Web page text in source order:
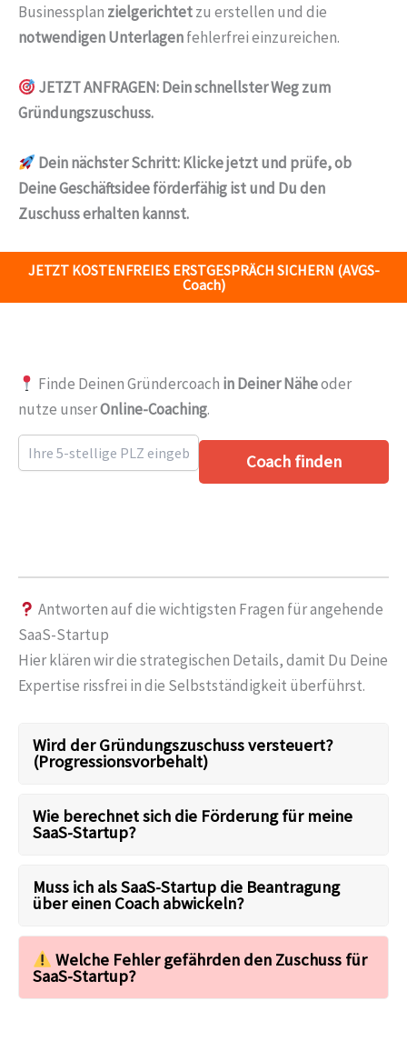
Businessplan zielgerichtetzu erstellen und die
notwendigen Unterlagenfehlerfrei einzureichen.
JETZT ANFRAGEN: Dein schnellster Weg zum
Gründungszuschuss.
Dein nächster Schritt:Klicke jetzt und prüfe, ob
Deine Geschäftsidee förderfähig ist und Du den
Zuschuss erhalten kannst.
JETZT KOSTENFREIES ERSTGESPRÄCH SICHERN (AVGS-
Coach)
Finde Deinen Gründercoach in Deiner Näheoder
nutze unserOnline-Coaching.
Coach finden
Antworten auf die wichtigsten Fragen für angehende
SaaS-Startup
Hier klären wir die strategischen Details, damit Du Deine
Expertise rissfrei in die Selbstständigkeit überführst.
Wird der Gründungszuschuss versteuert?
(Progressionsvorbehalt)
Wie berechnet sich die Förderung für meine
SaaS-Startup?
Muss ich als SaaS-Startup die Beantragung
über einen Coach abwickeln?
Welche Fehler gefährden den Zuschuss für
SaaS-Startup?